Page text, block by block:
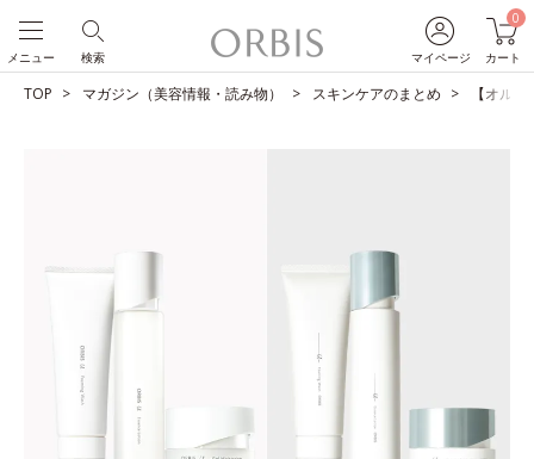
マイページ
0
カート
検索
メニュー
TOP マガジン（美容情報・読み物） スキンケアのまとめ 【オル